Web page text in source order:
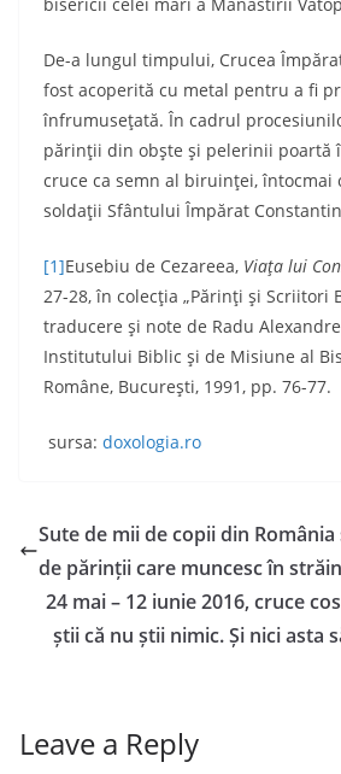
De-a lungul timpului, Crucea
fost acoperită cu metal pentru a fi
înfrumuseţată. În cadrul
părinţii din obşte şi pelerinii poartă
cruce ca semn al biruinţei, întocmai
soldaţii Sfântului Împărat
[1]Eusebiu de Cezareea, Viaţa lui
27-28, în colecţia „Părinţi şi Scriitori
traducere şi note de Radu
Institutului Biblic şi de Misiune al
Române, Bucureşti, 1991, pp. 76-77.
sursa: doxologia.ro
Sute de mii de copii din
de părinții care muncesc în
24 mai – 12 iunie 2016, cruce
știi că nu știi nimic. Și nici asta
Leave a Reply